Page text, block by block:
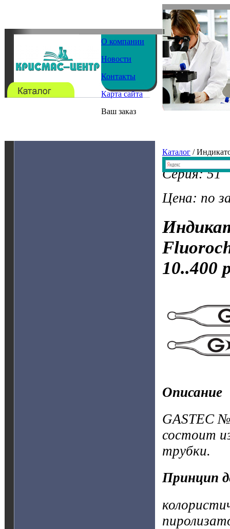
О компании
Новости
Контакты
Карта сайта
Ваш заказ
Каталог /
Серия: 51
Цена: по
10..400
Описание
GASTEC
состоит
трубки.
Принцип